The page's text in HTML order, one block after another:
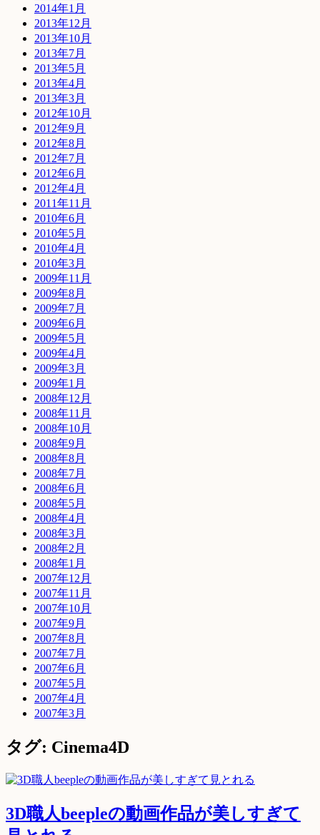
2014年1月
2013年12月
2013年10月
2013年7月
2013年5月
2013年4月
2013年3月
2012年10月
2012年9月
2012年8月
2012年7月
2012年6月
2012年4月
2011年11月
2010年6月
2010年5月
2010年4月
2010年3月
2009年11月
2009年8月
2009年7月
2009年6月
2009年5月
2009年4月
2009年3月
2009年1月
2008年12月
2008年11月
2008年10月
2008年9月
2008年8月
2008年7月
2008年6月
2008年5月
2008年4月
2008年3月
2008年2月
2008年1月
2007年12月
2007年11月
2007年10月
2007年9月
2007年8月
2007年7月
2007年6月
2007年5月
2007年4月
2007年3月
タグ: Cinema4D
3D職人beepleの動画作品が美しすぎて